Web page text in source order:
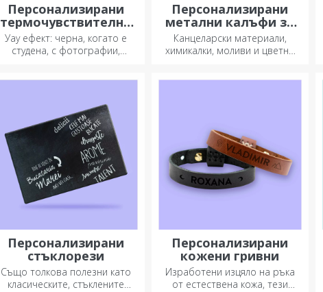
Персонализирани
термочувствителни
чаши
Уау ефект: черна, когато е
студена, с фотографии,
Персонализирани
метални калъфи за
моливи
Канцеларски материали,
химикалки, моливи и цветни
Персонализирани
стъклорези
Също толкова полезни като
класическите, стъклените
Персонализирани
кожени гривни
Изработени изцяло на ръка
от естествена кожа, тези